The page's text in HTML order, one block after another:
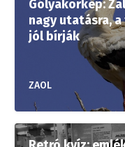
Gólyakörkép:
nagy utatásra,
jól bírják
ZAOL